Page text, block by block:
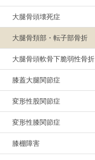
大腿骨頭壊死症
大腿骨頚部・転子部骨折
大腿骨頭軟骨下脆弱性骨折
膝蓋大腿関節症
変形性股関節症
変形性膝関節症
膝棚障害